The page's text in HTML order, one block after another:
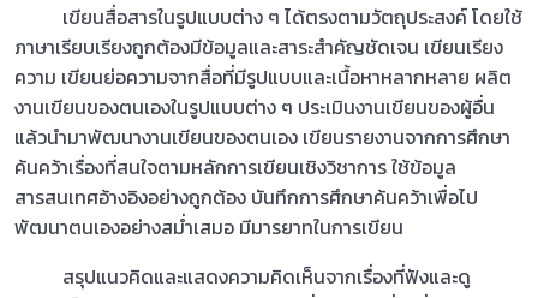
เขียนสื่อสารในรูปแบบต่าง ๆ ได้ตรงตามวัตถุประสงค์ โดยใช้
ภาษาเรียบเรียงถูกต้องมีข้อมูลและสาระสำคัญชัดเจน เขียนเรียง
ความ เขียนย่อความจากสื่อที่มีรูปแบบและเนื้อหาหลากหลาย ผลิต
งานเขียนของตนเองในรูปแบบต่าง ๆ ประเมินงานเขียนของผู้อื่น
แล้วนำมาพัฒนางานเขียนของตนเอง เขียนรายงานจากการศึกษา
ค้นคว้าเรื่องที่สนใจตามหลักการเขียนเชิงวิชาการ ใช้ข้อมูล
สารสนเทศอ้างอิงอย่างถูกต้อง บันทึกการศึกษาค้นคว้าเพื่อไป
พัฒนาตนเองอย่างสม่ำเสมอ มีมารยาทในการเขียน
สรุปแนวคิดและแสดงความคิดเห็นจากเรื่องที่ฟังและดู